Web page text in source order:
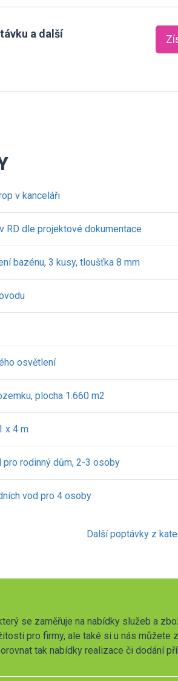
a další
v kanceláři
RD dle projektové dokumentace
bazénu, 3 kusy, tloušťka 8 mm
osvětlení
plocha 1.660 m2
x 4 m
rodinný dům, 2-3 osoby
vod pro 4 osoby
Další poptávky z
se zaměřuje na nabídky služeb a
pro firmy, ale také si u nás můžete
tak nabídky realizace či dodání